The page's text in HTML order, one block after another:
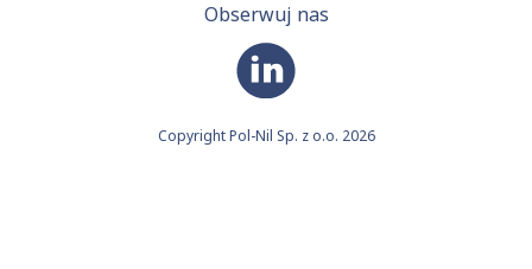
Obserwuj nas
Copyright Pol-Nil Sp. z o.o. 2026